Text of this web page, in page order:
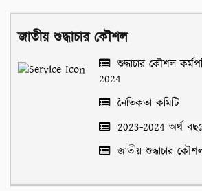
জাতীয় শুদ্ধাচার কৌশল
শুদ্ধাচার কৌশল
2024
নৈতিকতা কমিটি
2023-2024 অর্থ
জাতীয় শুদ্ধাচার